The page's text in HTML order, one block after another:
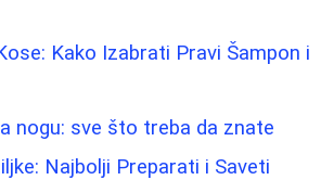
Kako Izabrati Pravi Šampon i
nogu: sve što treba da znate
Najbolji Preparati i Saveti